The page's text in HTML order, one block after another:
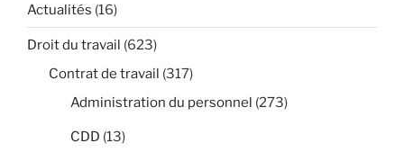
Actualités (16)
Droit du travail (623)
Contrat de travail (317)
Administration du personnel (273)
CDD (13)